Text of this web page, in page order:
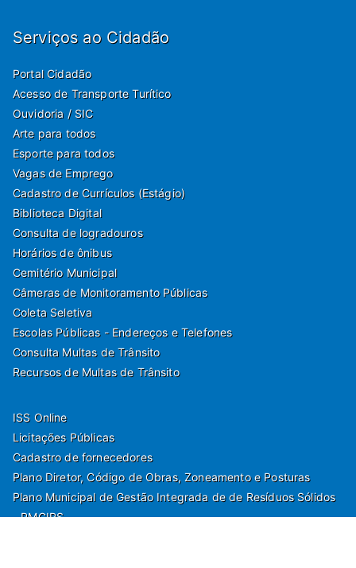
Serviços ao Cidadão
Portal Cidadão
Acesso de Transporte Turítico
Ouvidoria / SIC
Arte para todos
Esporte para todos
Vagas de Emprego
Cadastro de Currículos (Estágio)
Biblioteca Digital
Consulta de logradouros
Horários de ônibus
Cemitério Municipal
Câmeras de Monitoramento Públicas
Coleta Seletiva
Escolas Públicas - Endereços e Telefones
Consulta Multas de Trânsito
Recursos de Multas de Trânsito
ISS Online
Licitações Públicas
Cadastro de fornecedores
Plano Diretor, Código de Obras, Zoneamento e Posturas
Plano Municipal de Gestão Integrada de de Resíduos Sólidos
- PMGIRS